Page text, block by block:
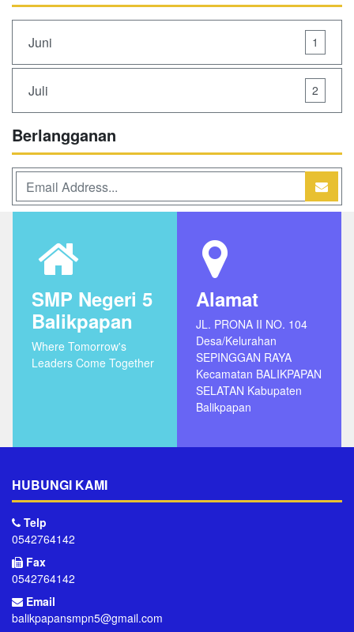
Juni 1
Juli 2
Berlangganan
SMP Negeri 5
Balikpapan
Where Tomorrow's
Leaders Come Together
Alamat
JL. PRONA II NO. 104
Desa/Kelurahan
SEPINGGAN RAYA
Kecamatan BALIKPAPAN
SELATAN Kabupaten
Balikpapan
HUBUNGI KAMI
Telp
0542764142
Fax
0542764142
Email
balikpapansmpn5@gmail.com